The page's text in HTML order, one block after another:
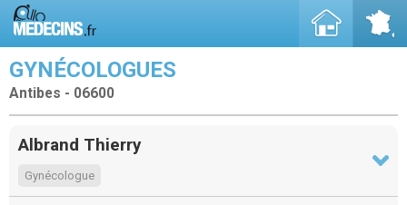
GYNÉCOLOGUES
Antibes - 06600
Albrand Thierry
Gynécologue